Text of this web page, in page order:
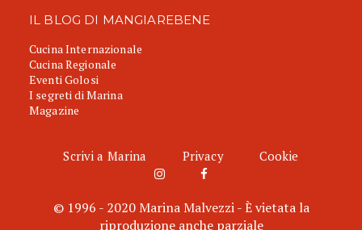
IL BLOG DI MANGIAREBENE
Cucina Internazionale
Cucina Regionale
Eventi Golosi
I segreti di Marina
Magazine
Scrivi a Marina Privacy Cookie
© 1996 - 2020 Marina Malvezzi - È vietata la
riproduzione anche parziale